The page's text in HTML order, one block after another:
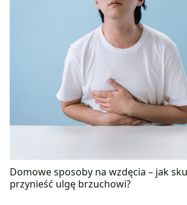
Domowe sposoby na wzdęcia – jak
przynieść ulgę brzuchowi?